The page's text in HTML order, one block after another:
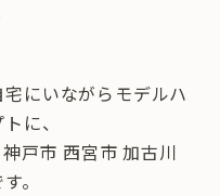
にいながらモデルハ
に、
戸市 西宮市 加古川
。